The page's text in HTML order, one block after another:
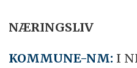
NÆRINGSLIV
KOMMUNE-NM: I